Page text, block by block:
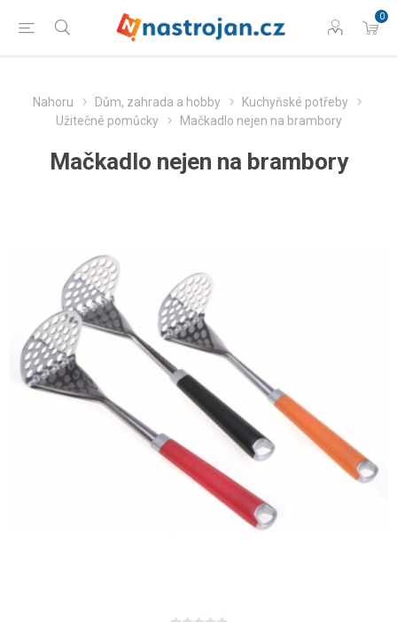
0
Nahoru Dům, zahrada a hobby
Kuchyňské potřeby
Užitečné pomůcky
Mačkadlo nejen na brambory
Mačkadlo nejen na brambory